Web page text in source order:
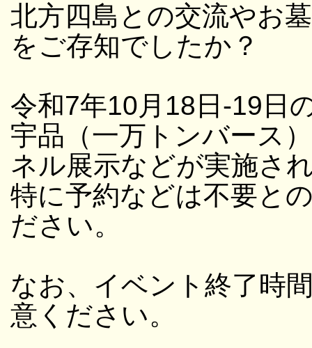
北方四島との交流やお
をご存知でしたか？
令和7年10月18日-19日
宇品（一万トンバース
ネル展示などが実施さ
特に予約などは不要と
ださい。
なお、イベント終了時
意ください。